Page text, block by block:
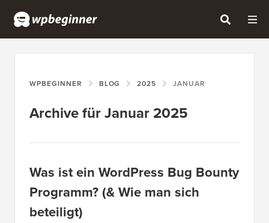
WPBEGINNER BLOG 2025 JANUAR
Archive für Januar 2025
Was ist ein WordPress Bug Bounty
Programm? (& Wie man sich
beteiligt)